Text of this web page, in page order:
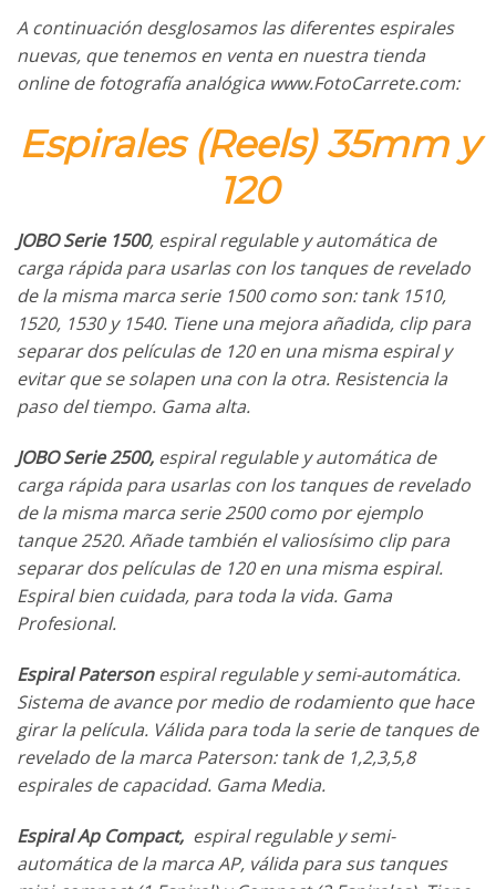
A continuación desglosamos las diferentes espirales
nuevas, que tenemos en venta en nuestra tienda
online de fotografía analógica www.FotoCarrete.com:
Espirales (Reels) 35mm y
120
JOBO Serie 1500, espiral regulable y automática de
carga rápida para usarlas con los tanques de revelado
de la misma marca serie 1500 como son: tank 1510,
1520, 1530 y 1540. Tiene una mejora añadida, clip para
separar dos películas de 120 en una misma espiral y
evitar que se solapen una con la otra. Resistencia la
paso del tiempo. Gama alta.
JOBO Serie 2500, espiral regulable y automática de
carga rápida para usarlas con los tanques de revelado
de la misma marca serie 2500 como por ejemplo
tanque 2520. Añade también el valiosísimo clip para
separar dos películas de 120 en una misma espiral.
Espiral bien cuidada, para toda la vida. Gama
Profesional.
Espiral Patersonespiral regulable y semi-automática.
Sistema de avance por medio de rodamiento que hace
girar la película. Válida para toda la serie de tanques de
revelado de la marca Paterson: tank de 1,2,3,5,8
espirales de capacidad. Gama Media.
Espiral Ap Compact, espiral regulable y semi-
automática de la marca AP, válida para sus tanques